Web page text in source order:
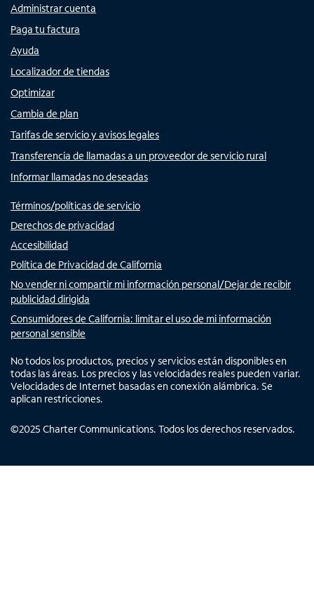
Administrar cuenta
Paga tu factura
Ayuda
Localizador de tiendas
Optimizar
Cambia de plan
Tarifas de servicio y avisos legales
Transferencia de llamadas a un proveedor de servicio rural
Informar llamadas no deseadas
Términos/políticas de servicio
Derechos de privacidad
Accesibilidad
Política de Privacidad de California
No vender ni compartir mi información personal/Dejar de recibir
publicidad dirigida
Consumidores de California: limitar el uso de mi información
personal sensible
No todos los productos, precios y servicios están disponibles en
todas las áreas. Los precios y las velocidades reales pueden variar.
Velocidades de Internet basadas en conexión alámbrica. Se
aplican restricciones.
©2025 Charter Communications. Todos los derechos reservados.